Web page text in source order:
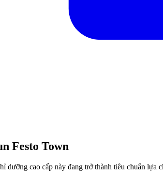
Festo Town
cao cấp này đang trở thành tiêu chuẩn lựa